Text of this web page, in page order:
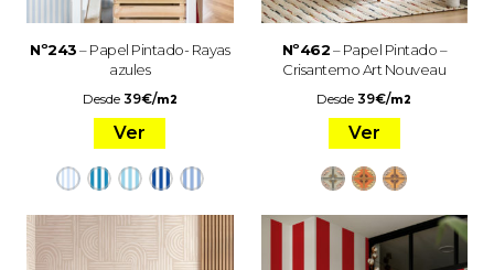
Nº243– Papel Pintado- Rayas
azules
Desde 39€/m2
Ver
Nº462– Papel Pintado –
Crisantemo Art Nouveau
Desde39€/m2
Ver